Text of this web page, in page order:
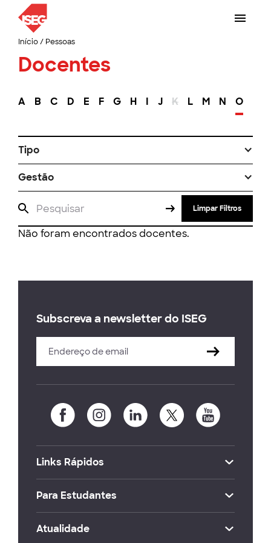
Início/ Pessoas
Docentes
A B C D E F G H I J K L M N O
Tipo
Gestão
Limpar Filtros
Não foram encontrados docentes.
Subscreva a newsletter do ISEG
Links Rápidos
Para Estudantes
Atualidade